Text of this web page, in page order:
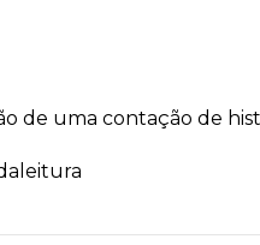
de uma contação de